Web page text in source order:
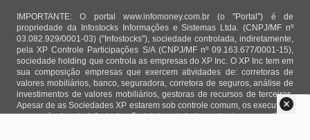
IMPORTANTE: O portal www.infomoney.com.br (o "Portal") é de
propriedade da Infostocks Informações e Sistemas Ltda. (CNPJ/MF nº
03.082.929/0001-03) ("Infostocks"), sociedade controlada, indiretamente,
pela XP Controle Participações S/A (CNPJ/MF nº 09.163.677/0001-15),
sociedade holding que controla as empresas do XP Inc. O XP Inc tem em
sua composição empresas que exercem atividades de: corretoras de
valores mobiliários, banco, seguradora, corretora de seguros, análise de
investimentos de valores mobiliários, gestoras de recursos de terceiros.
Apesar de as Sociedades XP estarem sob controle comum, os executivos
responsáveis pela Infostocks são totalmente independentes e as notícias,